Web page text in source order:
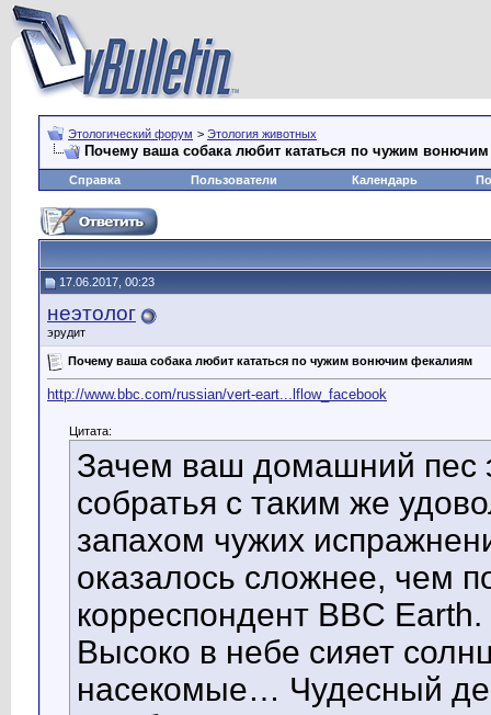
Этологический форум > Этология животных
Почему ваша собака любит кататься по чужим
Справка Пользователи Календарь
17.06.2017, 00:23
неэтолог
эрудит
Почему ваша собака любит кататься по чужим вонючим фекалиям
http://www.bbc.com/russian/vert-eart...lflow_facebook
Цитата:
Зачем ваш домашний пес
собратья с таким же
запахом чужих
оказалось сложнее, чем
корреспондент BBC Earth.
Высоко в небе сияет
насекомые… Чудесный